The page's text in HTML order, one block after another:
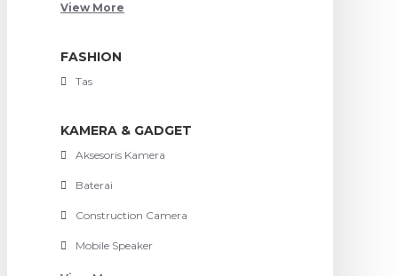
View More
FASHION
Tas
KAMERA & GADGET
Aksesoris Kamera
Baterai
Construction Camera
Mobile Speaker